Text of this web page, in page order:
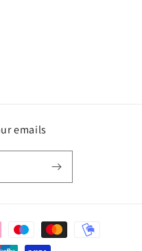
emails